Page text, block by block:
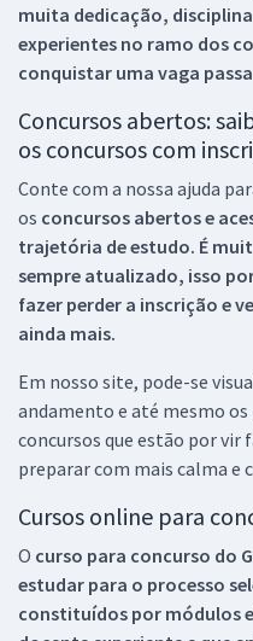
muita dedicação,
experientes no ramo dos
conquistar uma vaga
Concursos abertos:
os concursos com
Conte com a nossa ajuda
os concursos abertos e
trajetória de estudo. É
sempre atualizado, isso
fazer perder a inscrição e
ainda mais.
Em nosso site, pode-se
andamento e até mesmo
concursos que estão por vir
preparar com mais calma e
Cursos online para
O curso para concurso do
estudar para o processo
constituídos por módulos